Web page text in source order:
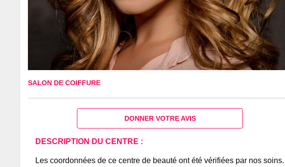
SALON DE COIFFURE
DONNER VOTRE AVIS
DESCRIPTION DU CENTRE :
Les coordonnées de ce centre de beauté ont été vérifiées par nos soins.